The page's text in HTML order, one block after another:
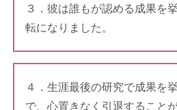
３．彼は誰もが認める成果を
転になりました。
４．生涯最後の研究で成果を
で、心置きなく引退すること